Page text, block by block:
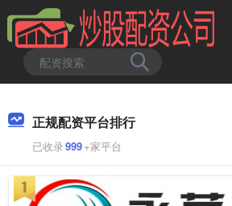
正规配资平台排行
已收录999+家平台